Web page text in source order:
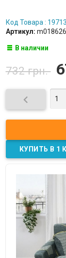
Код Товара :
Артикул: m018626
В наличии
732 грн.
